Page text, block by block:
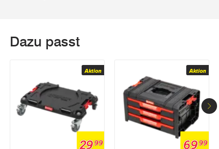
Dazu passt
Aktion
2999
Aktion
6999